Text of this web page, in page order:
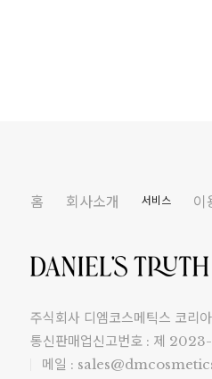
홈 회사소개 서비스 이
주식회사 디엠코스메틱스 코리
통신판매업신고번호 : 제
메일 :